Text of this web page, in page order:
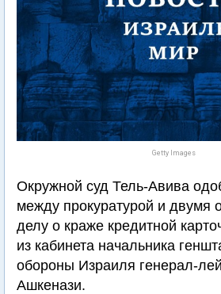
Getty Images
Окружной суд Тель-Авива
между прокуратурой и двумя
делу о краже кредитной
из кабинета начальника
обороны Израиля генерал-
Ашкенази.